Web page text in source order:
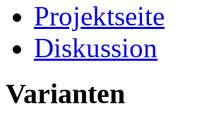
Projektseite
Diskussion
Varianten